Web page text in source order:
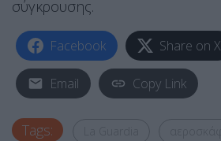
σύγκρουσης.
Facebook Share on X
Email Copy Link
Tags: